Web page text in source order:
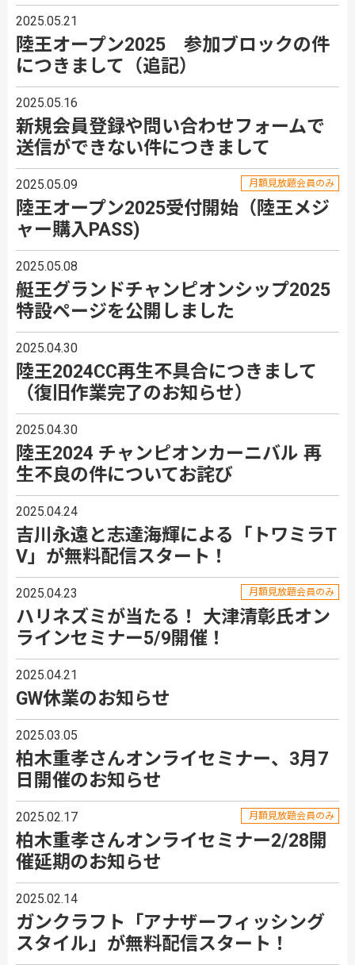
2025.05.21
陸王オープン2025 参加ブロックの件
につきまして（追記）
2025.05.16
新規会員登録や問い合わせフォームで
送信ができない件につきまして
2025.05.09 月額見放題会員のみ
陸王オープン2025受付開始（陸王メジ
ャー購入PASS)
2025.05.08
艇王グランドチャンピオンシップ2025
特設ページを公開しました
2025.04.30
陸王2024CC再生不具合につきまして
（復旧作業完了のお知らせ）
2025.04.30
陸王2024 チャンピオンカーニバル 再
生不良の件についてお詫び
2025.04.24
吉川永遠と志達海輝による「トワミラT
V」が無料配信スタート！
2025.04.23 月額見放題会員のみ
ハリネズミが当たる！ 大津清彰氏オン
ラインセミナー5/9開催！
2025.04.21
GW休業のお知らせ
2025.03.05
柏木重孝さんオンライセミナー、3月7
日開催のお知らせ
2025.02.17 月額見放題会員のみ
柏木重孝さんオンライセミナー2/28開
催延期のお知らせ
2025.02.14
ガンクラフト「アナザーフィッシング
スタイル」が無料配信スタート！